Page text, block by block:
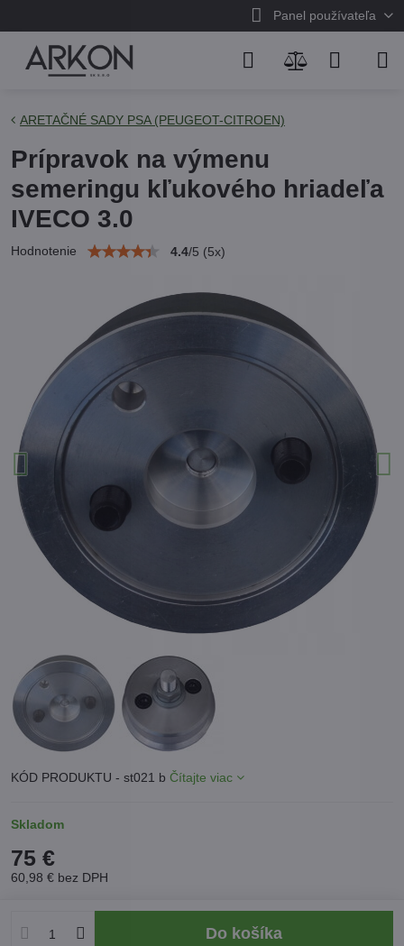
Panel používateľa
ARETAČNÉ SADY PSA (PEUGEOT-CITROEN)
Prípravok na výmenu
semeringu kľukového hriadeľa
IVECO 3.0
Hodnotenie 4.4/5 (5x)
KÓD PRODUKTU - st021 b Čítajte viac
Skladom
75 €
60,98 € bez DPH
Do košíka